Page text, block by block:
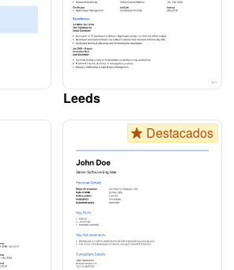
Leeds
Destacados